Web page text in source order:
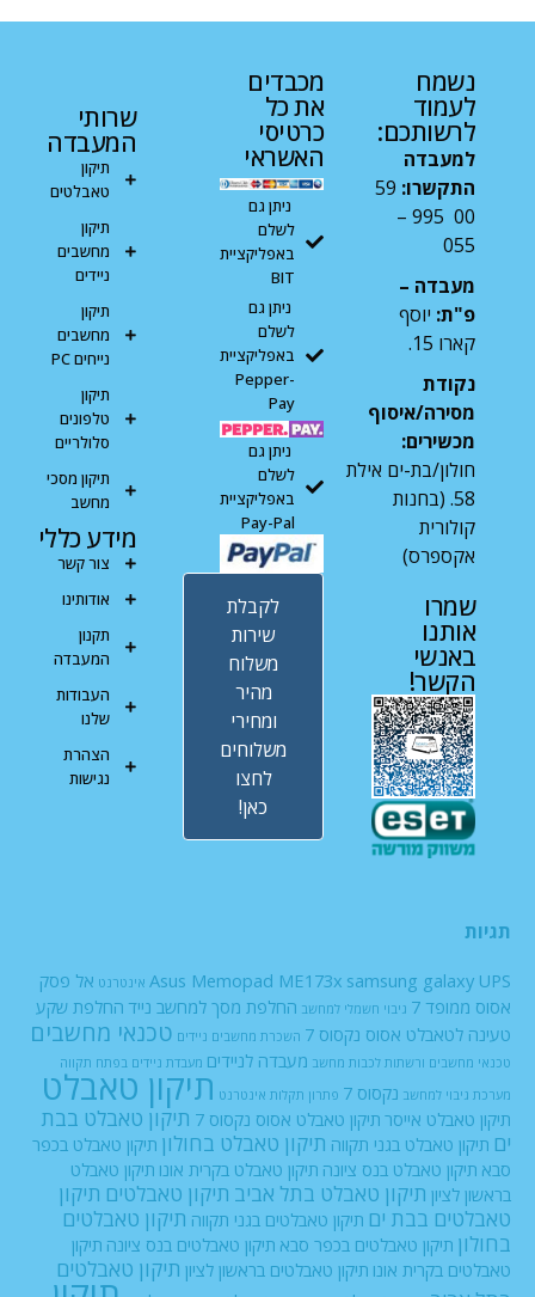
נשמח
לעמוד
לרשותכם:
למעבדה
התקשרו: 59
00 995 –
055
מעבדה –
פ"ת: יוסף
קארו 15.
נקודת
מסירה/איסוף
מכשירים:
חולון/בת-ים אילת
58. (בחנות
קולורית
אקספרס)
שמרו
אותנו
באנשי
הקשר!
מכבדים
את כל
כרטיסי
האשראי
ניתן גם
לשלם
באפליקציית
BIT
ניתן גם
לשלם
באפליקציית
Pepper-
Pay
ניתן גם
לשלם
באפליקציית
Pay-Pal
לקבלת
שירות
משלוח
מהיר
ומחירי
משלוחים
לחצו
כאן!
שרותי
המעבדה
תיקון
טאבלטים
תיקון
מחשבים
ניידים
תיקון
מחשבים
נייחים PC
תיקון
טלפונים
סלולריים
תיקון מסכי
מחשב
מידע כללי
צור קשר
אודותינו
תקנון
המעבדה
העבודות
שלנו
הצהרת
נגישות
תגיות
Asus Memopad ME173x samsung galaxy UPS אינטרנט אל פסק
אסוס ממופד 7
גיבוי חשמלי למחשב החלפת מסך למחשב נייד החלפת שקע
טעינה לטאבלט אסוס נקסוס 7
השכרת מחשבים ניידים טכנאי מחשבים
טכנאי מחשבים ורשתות לכבות מחשב מעבדה לניידים מעבדת ניידים בפתח תקווה
מערכת גיבוי למחשב נקסוס 7 פתרון תקלות אינטרנט תיקון טאבלט
תיקון טאבלט אייסר תיקון טאבלט אסוס נקסוס 7
תיקון טאבלט בבת
ים תיקון טאבלט בגני תקווה תיקון טאבלט בחולון תיקון טאבלט בכפר
סבא תיקון טאבלט בנס ציונה תיקון טאבלט בקרית אונו תיקון טאבלט
בראשון לציון תיקון טאבלט בתל אביב תיקון טאבלטים תיקון
טאבלטים בבת ים תיקון טאבלטים בגני תקווה תיקון טאבלטים
בחולון תיקון טאבלטים בכפר סבא תיקון טאבלטים בנס ציונה תיקון
טאבלטים בקרית אונו תיקון טאבלטים בראשון לציון תיקון טאבלטים